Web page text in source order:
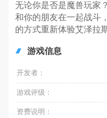
无论你是否是魔兽玩家
和你的朋友在一起战斗
的方式重新体验艾泽拉
游戏信息
开发者：
游戏评级：
资费说明：